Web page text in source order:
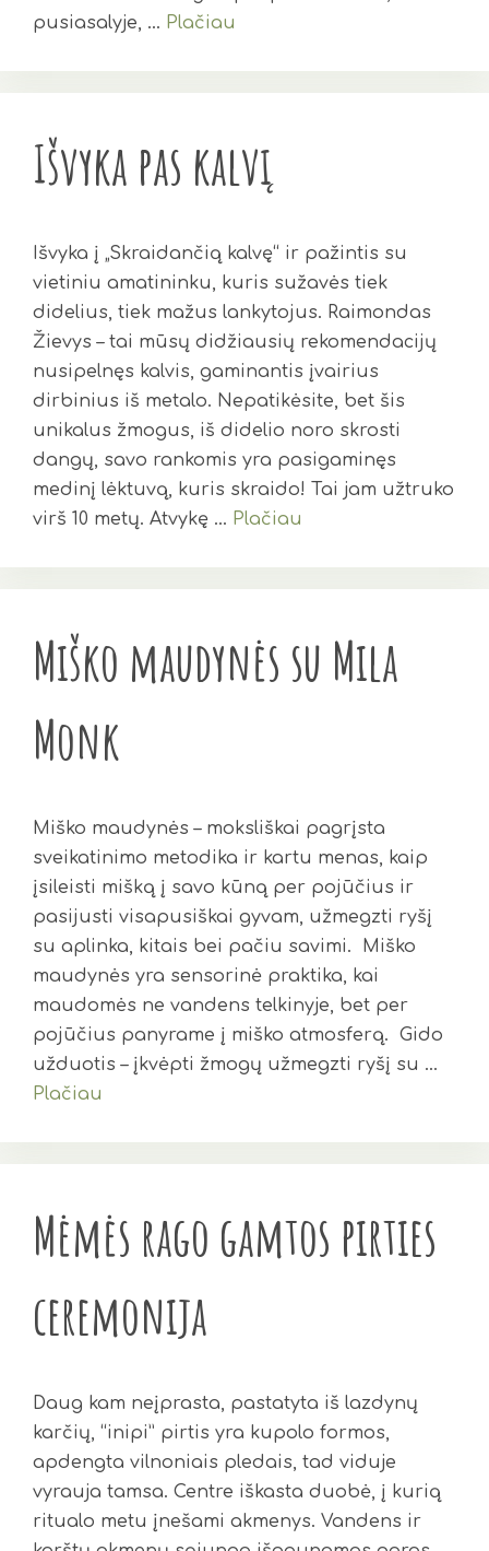
pusiasalyje, … Plačiau
Išvyka pas kalvį
Išvyka į „Skraidančią kalvę“ ir pažintis su
vietiniu amatininku, kuris sužavės tiek
didelius, tiek mažus lankytojus. Raimondas
Žievys – tai mūsų didžiausių rekomendacijų
nusipelnęs kalvis, gaminantis įvairius
dirbinius iš metalo. Nepatikėsite, bet šis
unikalus žmogus, iš didelio noro skrosti
dangų, savo rankomis yra pasigaminęs
medinį lėktuvą, kuris skraido! Tai jam užtruko
virš 10 metų. Atvykę … Plačiau
Miško maudynės su Mila
Monk
Miško maudynės – moksliškai pagrįsta
sveikatinimo metodika ir kartu menas, kaip
įsileisti mišką į savo kūną per pojūčius ir
pasijusti visapusiškai gyvam, užmegzti ryšį
su aplinka, kitais bei pačiu savimi. Miško
maudynės yra sensorinė praktika, kai
maudomės ne vandens telkinyje, bet per
pojūčius panyrame į miško atmosferą. Gido
užduotis – įkvėpti žmogų užmegzti ryšį su …
Plačiau
Mėmės rago gamtos pirties
ceremonija
Daug kam neįprasta, pastatyta iš lazdynų
karčių, “inipi” pirtis yra kupolo formos,
apdengta vilnoniais pledais, tad viduje
vyrauja tamsa. Centre iškasta duobė, į kurią
ritualo metu įnešami akmenys. Vandens ir